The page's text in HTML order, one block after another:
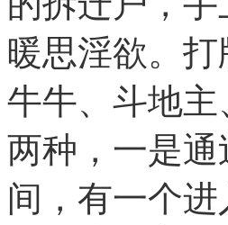
暖思淫欲。
牛牛、斗地
两种，一是
间，有一个